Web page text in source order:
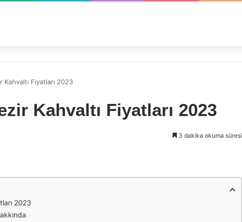
Fiyatları 2023
Kahvaltı Fiyatları 2023
3 dakika okuma süresi
2023